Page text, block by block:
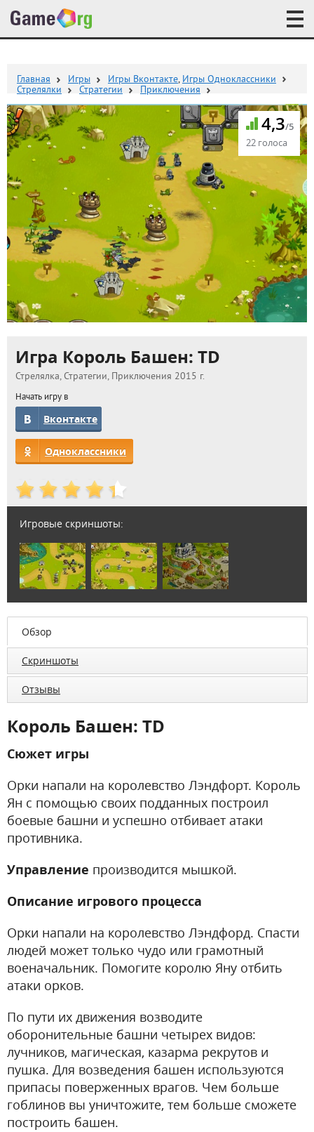
Главная Игры Игры Вконтакте, Игры Одноклассники
Стрелялки
Стратегии Приключения
4,3/5
22 голоса
Игра Король Башен: TD
Стрелялка, Стратегии, Приключения 2015 г.
Начать игру в
Вконтакте
Одноклассники
Игровые скриншоты:
Обзор
Скриншоты
Отзывы
Король Башен: TD
Сюжет игры
Орки напали на королевство Лэндфорт. Король
Ян с помощью своих подданных построил
боевые башни и успешно отбивает атаки
противника.
Управление производится мышкой.
Описание игрового процесса
Орки напали на королевство Лэндфорд. Спасти
людей может только чудо или грамотный
военачальник. Помогите королю Яну отбить
атаки орков.
По пути их движения возводите
оборонительные башни четырех видов:
лучников, магическая, казарма рекрутов и
пушка. Для возведения башен используются
припасы поверженных врагов. Чем больше
гоблинов вы уничтожите, тем больше сможете
построить башен.